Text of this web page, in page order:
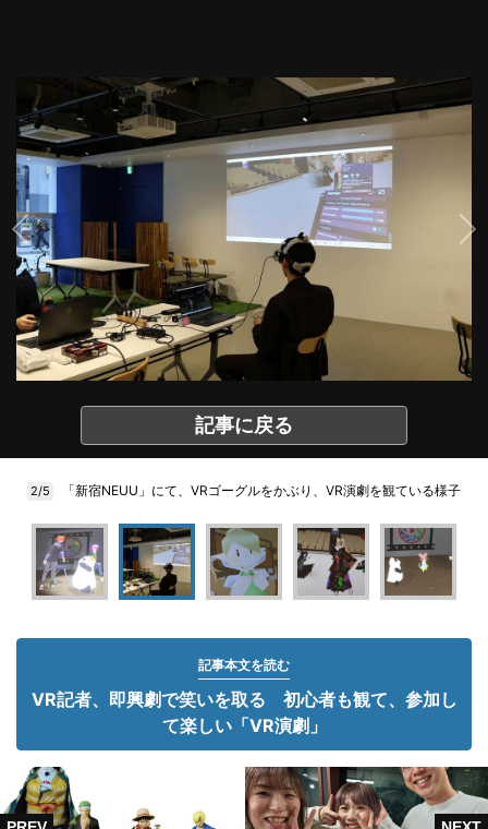
記事に戻る
2/5 「新宿NEUU」にて、VRゴーグルをかぶり、VR演劇を観ている様子
記事本文を読む
VR記者、即興劇で笑いを取る 初心者も観て、参加し
て楽しい「VR演劇」